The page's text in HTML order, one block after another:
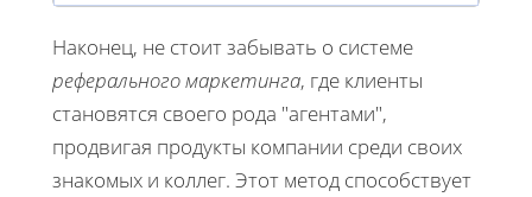
Наконец, не стоит забывать о системе
реферального маркетинга, где клиенты
становятся своего рода "агентами",
продвигая продукты компании среди своих
знакомых и коллег. Этот метод способствует